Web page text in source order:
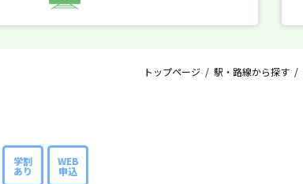
トップページ / 駅・路線から探す /
学割
あり
WEB
申込